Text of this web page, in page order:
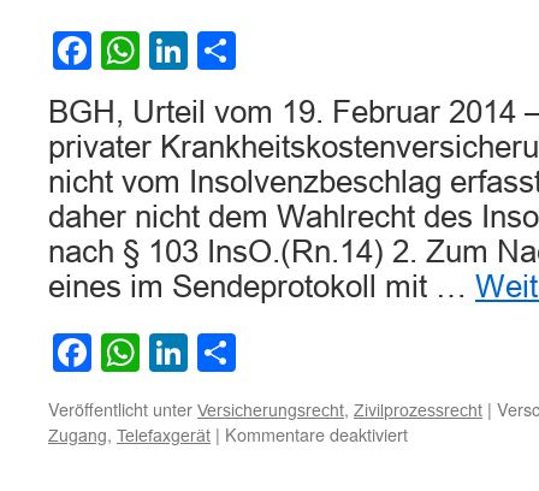
Facebook
WhatsApp
LinkedIn
BGH, Urteil vom 19. Februar 2014
privater
nicht vom Insolvenzbeschlag
daher nicht dem Wahlrecht des
nach § 103 InsO.(Rn.14) 2. Zum
eines im Sendeprotokoll mit …
Facebook
WhatsApp
LinkedIn
Veröffentlicht unter Versicherungsrecht, Zivilprozessrecht |
Zugang, Telefaxgerät | Kommentare deaktiviertfür